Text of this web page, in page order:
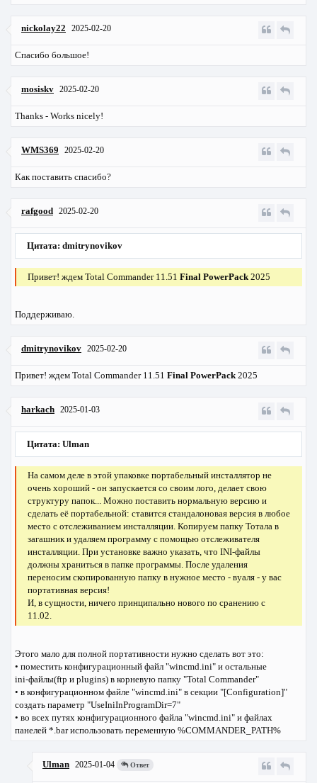
nickolay22 2025-02-20
Спасибо большое!
mosiskv 2025-02-20
Thanks - Works nicely!
WMS369 2025-02-20
Как поставить спасибо?
rafgood 2025-02-20
Цитата: dmitrynovikov
Привет! ждем Total Commander 11.51Final PowerPack2025
Поддерживаю.
dmitrynovikov 2025-02-20
Привет! ждем Total Commander 11.51 Final PowerPack2025
harkach 2025-01-03
Цитата: Ulman
На самом деле в этой упаковке портабельный инсталлятор не
очень хороший - он запускается со своим лого, делает свою
структуру папок... Можно поставить нормальную версию и
сделать её портабельной: ставится стандалоновая версия в любое
место с отслеживанием инсталляции. Копируем папку Тотала в
загашник и удаляем программу с помощью отслеживателя
инсталляции. При установке важно указать, что INI-файлы
должны храниться в папке программы. После удаления
переносим скопированную папку в нужное место - вуаля - у вас
портативная версия!
И, в сущности, ничего принципально нового по сранению с
11.02.
Этого мало для полной портативности нужно сделать вот это:
• поместить конфигурационный файл "wincmd.ini" и остальные
ini-файлы(ftp и plugins) в корневую папку "Total Commander"
• в конфигурационном файле "wincmd.ini" в секции "[Configuration]"
создать параметр "UseIniInProgramDir=7"
• во всех путях конфигурационного файла "wincmd.ini" и файлах
панелей *.bar использовать переменную %COMMANDER_PATH%
Ulman 2025-01-04 Ответ